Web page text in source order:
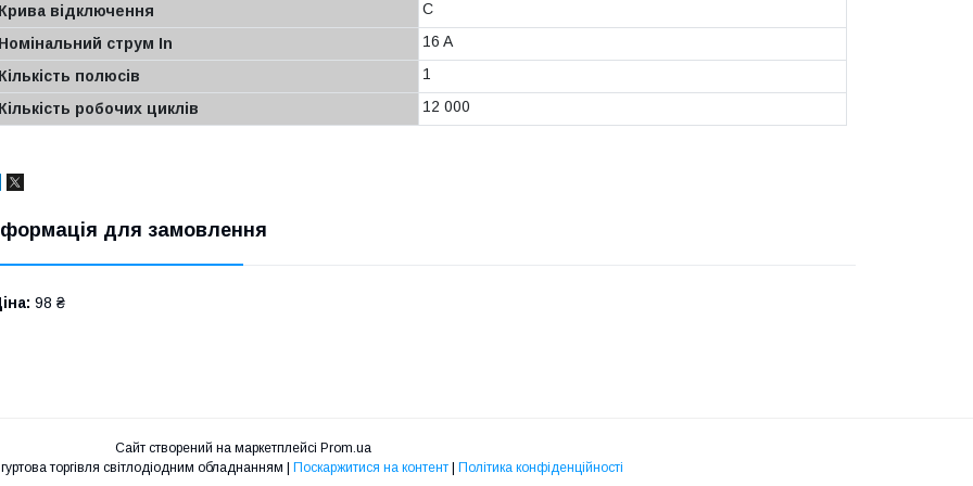
відключення
C
струм In
16 A
полюсів
1
робочих циклів
12 000
для замовлення
98 ₴
Сайт створений на маркетплейсі Prom.ua
Поскаржитися на контент Політика конфіденційності